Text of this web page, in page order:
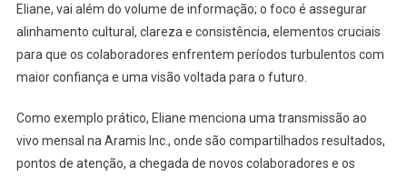
Eliane, vai além do volume de informação; o foco é assegurar
alinhamento cultural, clareza e consistência, elementos cruciais
para que os colaboradores enfrentem períodos turbulentos com
maior confiança e uma visão voltada para o futuro.
Como exemplo prático, Eliane menciona uma transmissão ao
vivo mensal na Aramis Inc., onde são compartilhados resultados,
pontos de atenção, a chegada de novos colaboradores e os